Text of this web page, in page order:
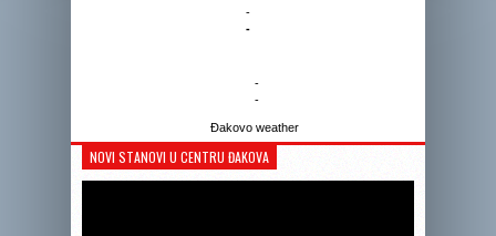
-
-
-
-
Đakovo weather
NOVI STANOVI U CENTRU ĐAKOVA